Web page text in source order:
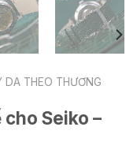
DA THEO THƯƠNG
Seiko –